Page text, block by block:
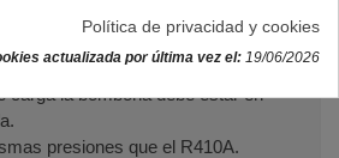
carga la bombona debe estar en
presiones que el R410A.
Política de privacidad y cookies
actualizada por última vez el: 19/06/2026